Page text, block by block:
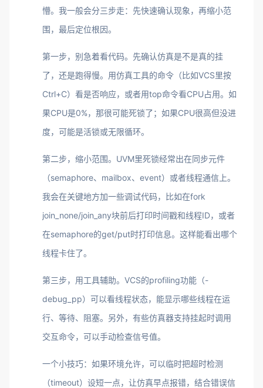
懵。我一般会分三步走：先快速确认现象，再缩小范
围，最后定位根因。
第一步，别急着看代码。先确认仿真是不是真的挂
了，还是跑得慢。用仿真工具的命令（比如VCS里按
Ctrl+C）看是否响应，或者用top命令看CPU占用。如
果CPU是0%，那很可能死锁了；如果CPU很高但没进
度，可能是活锁或无限循环。
第二步，缩小范围。UVM里死锁经常出在同步元件
（semaphore、mailbox、event）或者线程通信上。
我会在关键地方加一些调试代码，比如在fork
join_none/join_any块前后打印时间戳和线程ID，或者
在semaphore的get/put时打印信息。这样能看出哪个
线程卡住了。
第三步，用工具辅助。VCS的profiling功能（-
debug_pp）可以看线程状态，能显示哪些线程在运
行、等待、阻塞。另外，有些仿真器支持挂起时调用
交互命令，可以手动检查信号值。
一个小技巧：如果环境允许，可以临时把超时检测
（timeout）设短一点，让仿真早点报错，结合错误信